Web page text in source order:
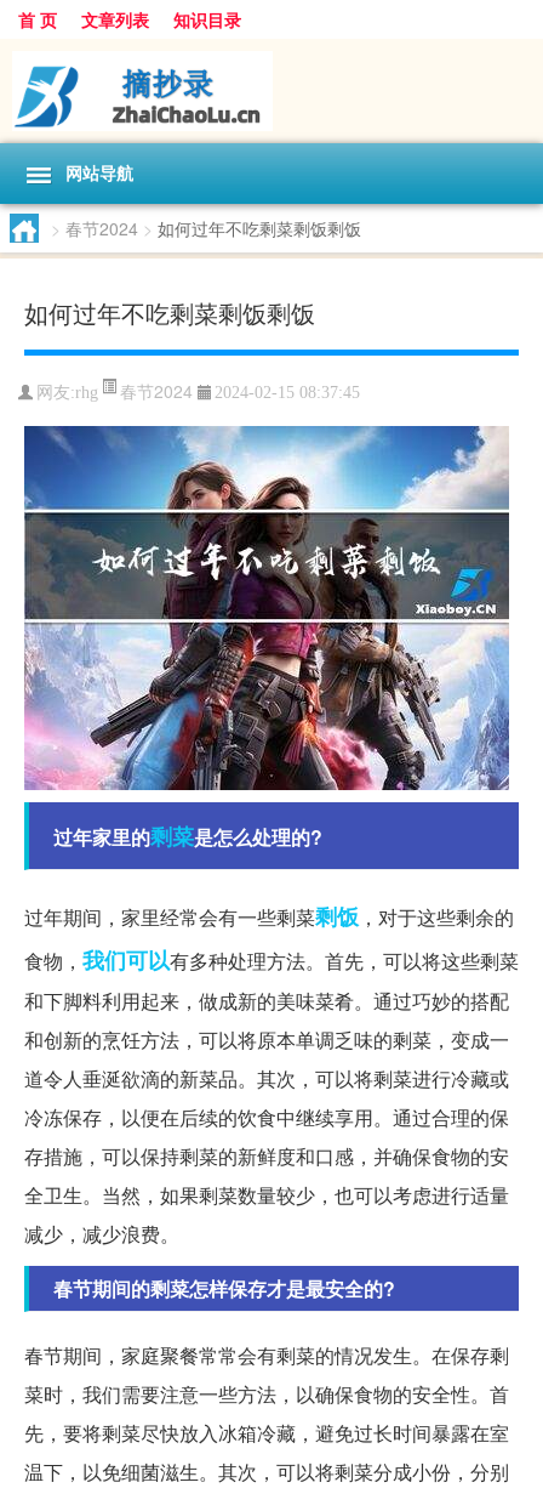
首 页 文章列表 知识目录
网站导航
> 春节2024 > 如何过年不吃剩菜剩饭剩饭
如何过年不吃剩菜剩饭剩饭
网友:rhg 春节2024 2024-02-15 08:37:45
过年家里的剩菜是怎么处理的?
过年期间，家里经常会有一些剩菜剩饭 ，对于这些剩余的
食物， 我们可以有多种处理方法。首先，可以将这些剩菜
和下脚料利用起来，做成新的美味菜肴。通过巧妙的搭配
和创新的烹饪方法，可以将原本单调乏味的剩菜，变成一
道令人垂涎欲滴的新菜品。其次，可以将剩菜进行冷藏或
冷冻保存，以便在后续的饮食中继续享用。通过合理的保
存措施，可以保持剩菜的新鲜度和口感，并确保食物的安
全卫生。当然，如果剩菜数量较少，也可以考虑进行适量
减少，减少浪费。
春节期间的剩菜怎样保存才是最安全的?
春节期间，家庭聚餐常常会有剩菜的情况发生。在保存剩
菜时，我们需要注意一些方法，以确保食物的安全性。首
先，要将剩菜尽快放入冰箱冷藏，避免过长时间暴露在室
温下，以免细菌滋生。其次，可以将剩菜分成小份，分别